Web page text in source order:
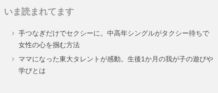
いま読まれてます
手つなぎだけでセクシーに。中高年シングルがタクシー待ちで
女性の心を掴む方法
ママになった東大タレントが感動。生後1か月の我が子の遊びや
学びとは